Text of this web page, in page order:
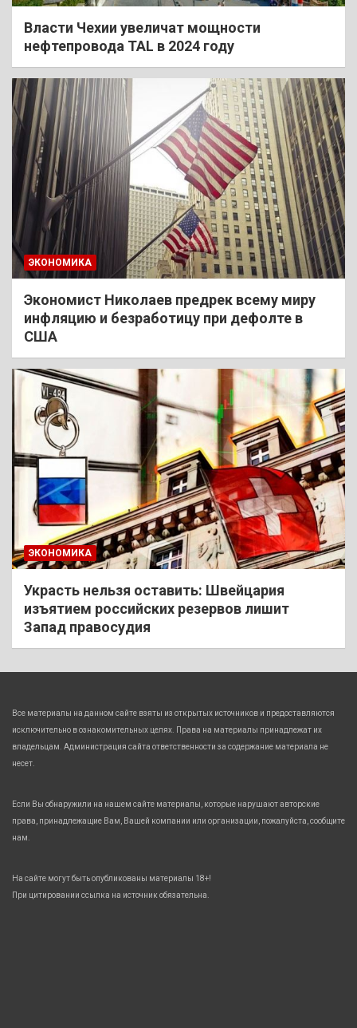
Власти Чехии увеличат мощности
нефтепровода TAL в 2024 году
ЭКОНОМИКА
Экономист Николаев предрек всему миру
инфляцию и безработицу при дефолте в
США
ЭКОНОМИКА
Украсть нельзя оставить: Швейцария
изъятием российских резервов лишит
Запад правосудия
Все материалы на данном сайте взяты из открытых источников и предоставляются
исключительно в ознакомительных целях. Права на материалы принадлежат их
владельцам. Администрация сайта ответственности за содержание материала не
несет.
Если Вы обнаружили на нашем сайте материалы, которые нарушают авторские
права, принадлежащие Вам, Вашей компании или организации, пожалуйста, сообщите
нам.
На сайте могут быть опубликованы материалы 18+!
При цитировании ссылка на источник обязательна.